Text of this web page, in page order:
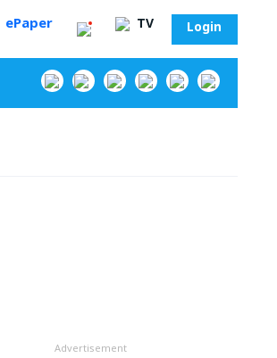
ePaper
TV Login
Advertisement